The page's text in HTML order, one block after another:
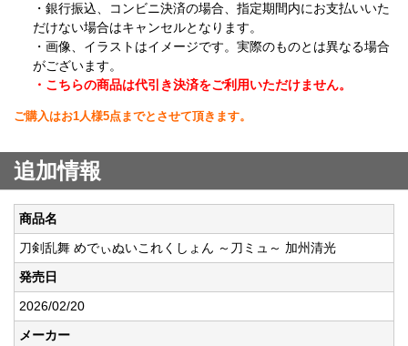
・銀行振込、コンビニ決済の場合、指定期間内にお支払いいた
だけない場合はキャンセルとなります。
・画像、イラストはイメージです。実際のものとは異なる場合
がございます。
・こちらの商品は代引き決済をご利用いただけません。
ご購入はお1人様5点までとさせて頂きます。
追加情報
商品名
刀剣乱舞 めでぃぬいこれくしょん ～刀ミュ～ 加州清光
発売日
2026/02/20
メーカー